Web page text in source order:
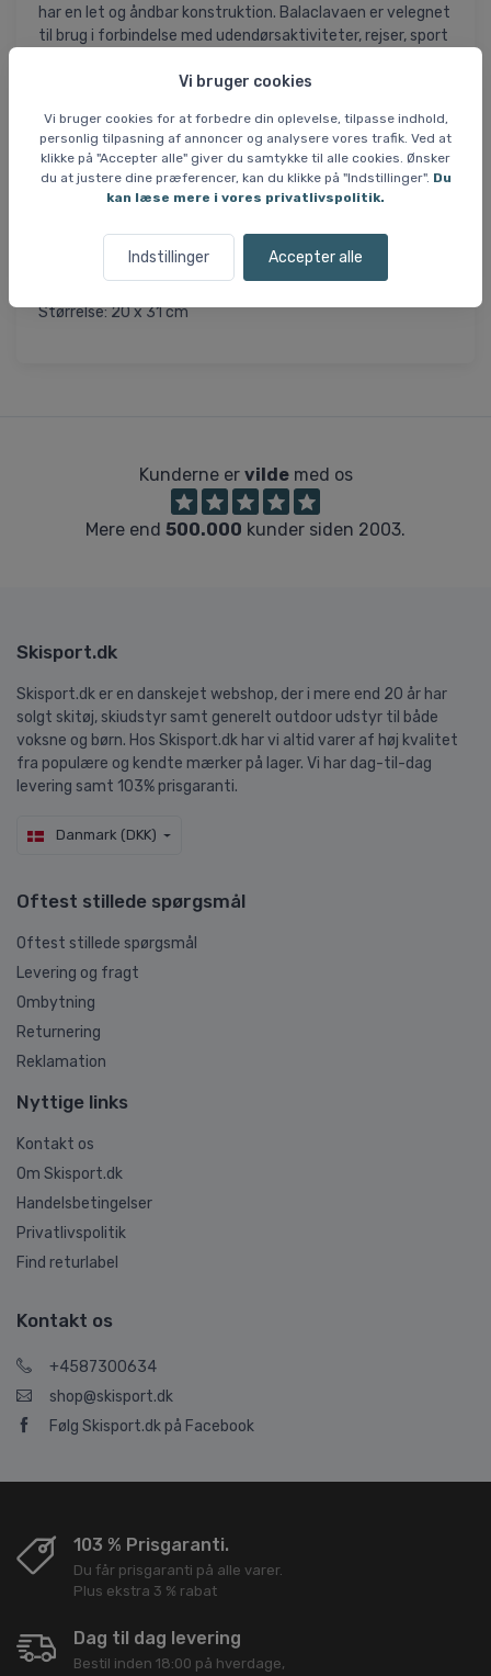
Vi bruger cookies
Vi bruger cookies for at forbedre din oplevelse, tilpasse indhold,
personlig tilpasning af annoncer og analysere vores trafik. Ved at
klikke på "Accepter alle" giver du samtykke til alle cookies. Ønsker
du at justere dine præferencer, kan du klikke på "Indstillinger". Du
kan læse mere i vores privatlivspolitik.
Indstillinger Accepter alle
har en let og åndbar konstruktion. Balaclavaen er velegnet
til brug i forbindelse med udendørsaktiviteter, rejser, sport
nem at have med på farten.
Balaclavaen måler 20 x 31 cm og vejer 30 gram. Materialet
er valgt for at sikre komfort under brug, og den åndbare
egenskab bidrager til en behagelig oplevelse, når man er
aktiv udendørs.
Specifikationer og features
Materiale: Polyester
Størrelse: 20 x 31 cm
Kunderne er vildemed os
Mere end 500.000 kunder siden 2003.
Skisport.dk
Skisport.dk er en danskejet webshop, der i mere end 20 år har
solgt skitøj, skiudstyr samt generelt outdoor udstyr til både
voksne og børn. Hos Skisport.dk har vi altid varer af høj kvalitet
fra populære og kendte mærker på lager. Vi har dag-til-dag
levering samt 103% prisgaranti.
Danmark (DKK)
Oftest stillede spørgsmål
Oftest stillede spørgsmål
Levering og fragt
Ombytning
Returnering
Reklamation
Nyttige links
Kontakt os
Om Skisport.dk
Handelsbetingelser
Privatlivspolitik
Find returlabel
Kontakt os
+4587300634
shop@skisport.dk
Følg Skisport.dk på Facebook
103 % Prisgaranti.
Du får prisgaranti på alle varer.
Plus ekstra 3 % rabat
Dag til dag levering
Bestil inden 18:00 på hverdage,